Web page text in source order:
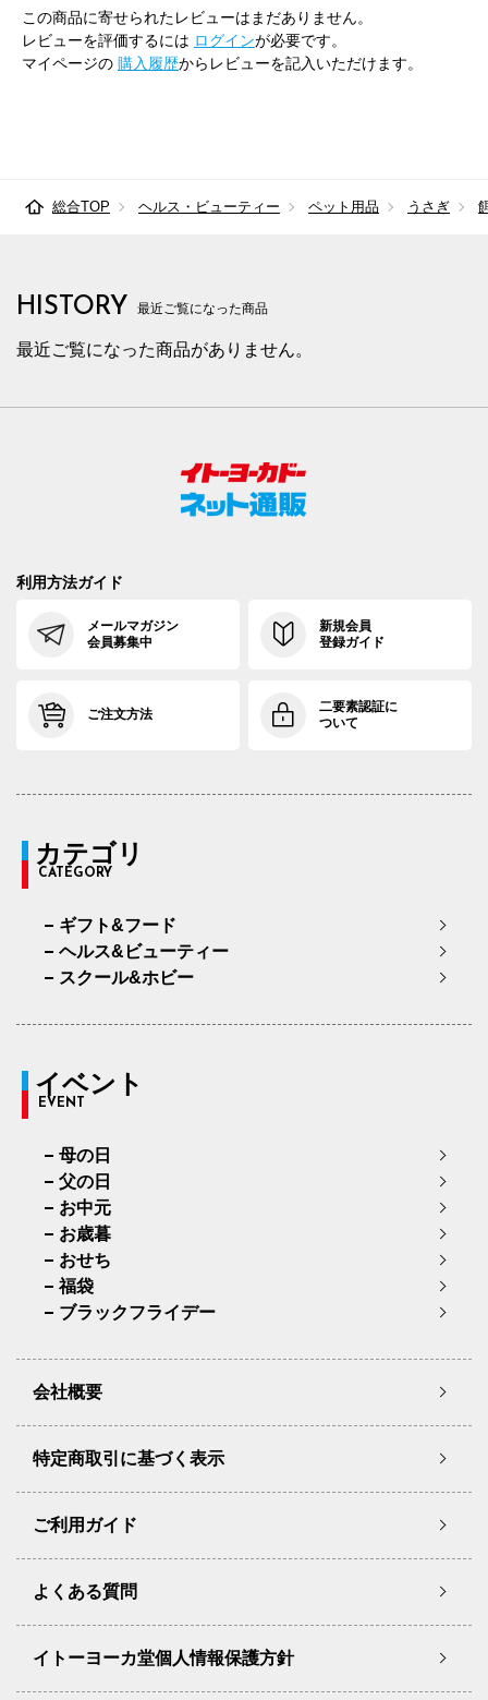
この商品に寄せられたレビューはまだありません。
レビューを評価するには ログインが必要です。
マイページの 購入履歴からレビューを記入いただけます。
総合TOP ヘルス・ビューティー ペット用品 うさぎ
HISTORY 最近ご覧になった商品
最近ご覧になった商品がありません。
利用方法ガイド
メールマガジン
会員募集中
新規会員
登録ガイド
ご注文方法
二要素認証に
ついて
カテゴリ
CATEGORY
ギフト&フード
ヘルス&ビューティー
スクール&ホビー
イベント
EVENT
母の日
父の日
お中元
お歳暮
おせち
福袋
ブラックフライデー
会社概要
特定商取引に基づく表示
ご利用ガイド
よくある質問
イトーヨーカ堂個人情報保護方針